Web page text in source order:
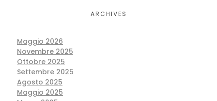
ARCHIVES
Maggio 2026
Novembre 2025
Ottobre 2025
Settembre 2025
Agosto 2025
Maggio 2025